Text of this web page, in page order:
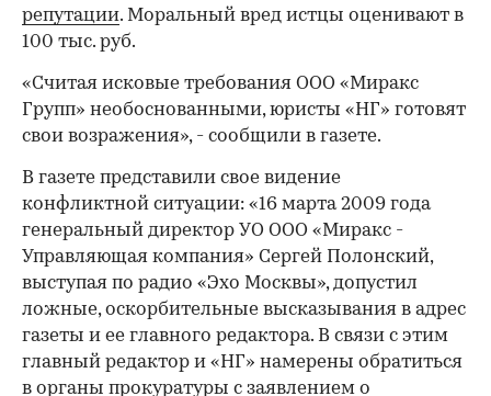
репутации. Моральный вред истцы оценивают в
100 тыс. руб.
«Считая исковые требования ООО «Миракс
Групп» необоснованными, юристы «НГ» готовят
свои возражения», - сообщили в газете.
В газете представили свое видение
конфликтной ситуации: «16 марта 2009 года
генеральный директор УО ООО «Миракс -
Управляющая компания» Сергей Полонский,
выступая по радио «Эхо Москвы», допустил
ложные, оскорбительные высказывания в адрес
газеты и ее главного редактора. В связи с этим
главный редактор и «НГ» намерены обратиться
в органы прокуратуры с заявлением о